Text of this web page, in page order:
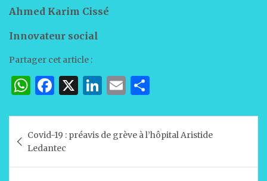
Ahmed Karim Cissé
Innovateur social
Partager cet article :
W
at
s
A
F
c
e
b
X
Li
k
e
dI
E
ai
l
ta
g
er
de
l’article
Covid-19 : préavis de grève à l’hôpital Aristide
Ledantec